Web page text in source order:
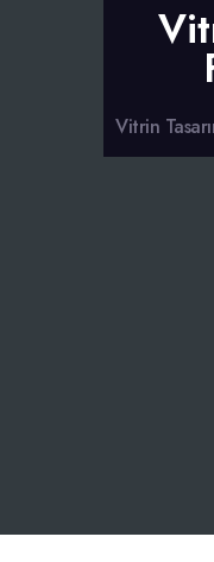
Vitrin